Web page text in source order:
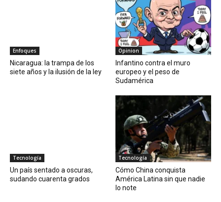
Enfoques
Nicaragua: la trampa de los
siete años y la ilusión de la ley
Opinion
Infantino contra el muro
europeo y el peso de
Sudamérica
Tecnología
Un país sentado a oscuras,
sudando cuarenta grados
Tecnología
Cómo China conquista
América Latina sin que nadie
lo note